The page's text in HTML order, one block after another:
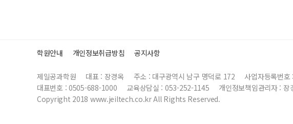
학원안내 개인정보취급방침 공지사항
제일공과학원 대표 : 장경옥 주소 : 대구광역시 남구 명덕로 172
사업자등록번
대표번호 : 0505-688-1000
교육상담실 : 053-252-1145 개인정보책임관리자 : 장
Copyright 2018 www.jeiltech.co.kr All Rights Reserved.